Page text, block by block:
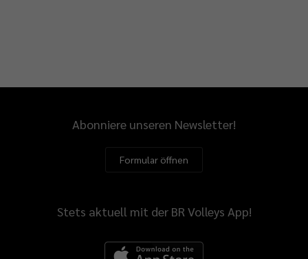
Abonniere unseren Newsletter!
Formular öffnen
Stets aktuell mit der BR Volleys App!